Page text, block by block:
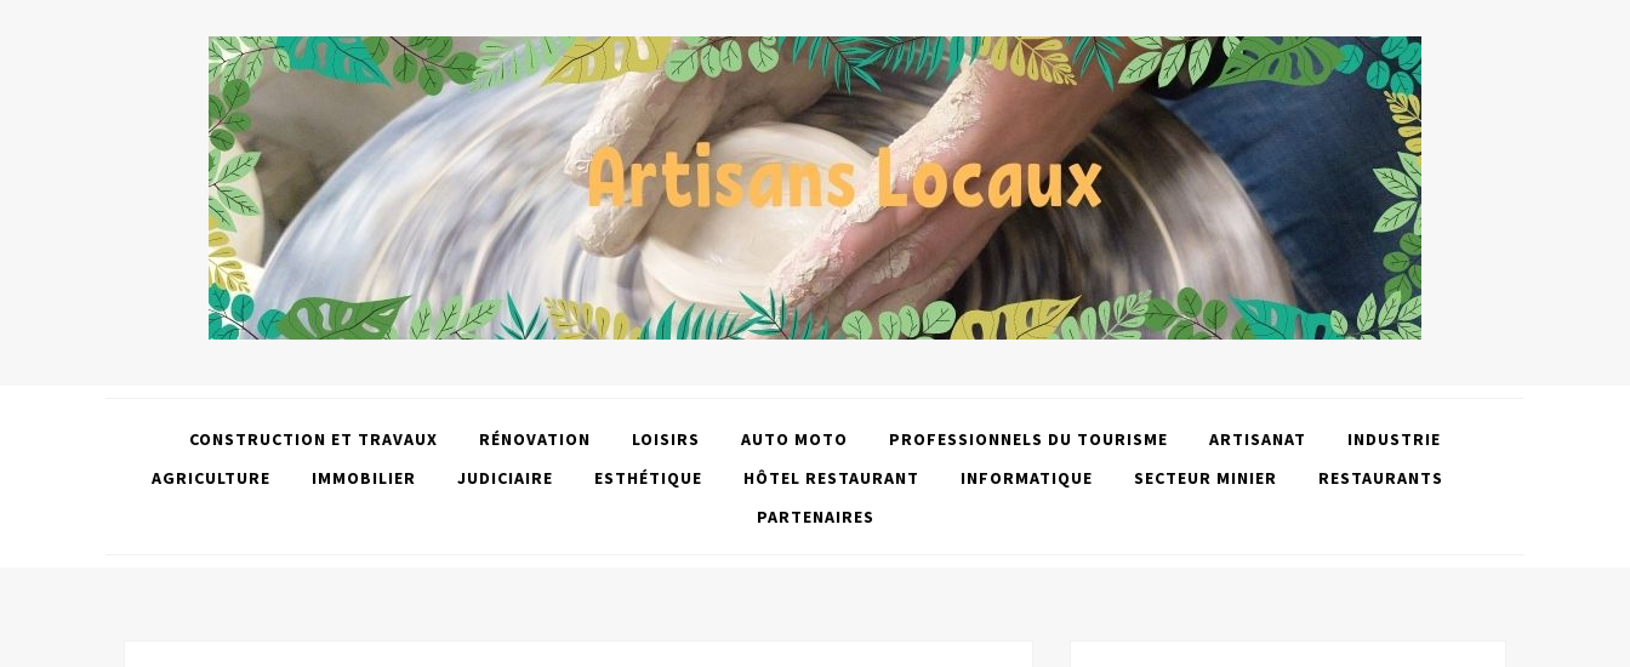
CONSTRUCTION ET TRAVAUX RÉNOVATION LOISIRS AUTO MOTO PROFESSIONNELS DU TOURISME ARTISANAT
INDUSTRIE
AGRICULTURE
IMMOBILIER JUDICIAIRE ESTHÉTIQUE HÔTEL RESTAURANT INFORMATIQUE SECTEUR MINIER
RESTAURANTS
PARTENAIRES